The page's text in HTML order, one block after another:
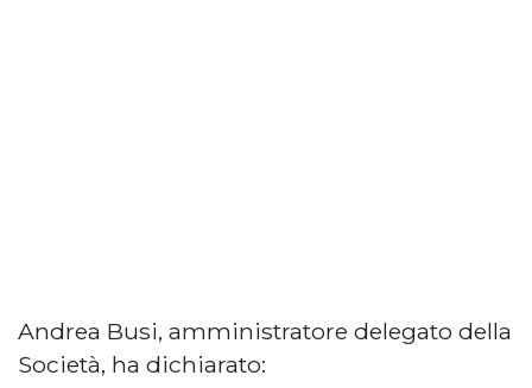
Andrea Busi, amministratore delegato della
Società, ha dichiarato: